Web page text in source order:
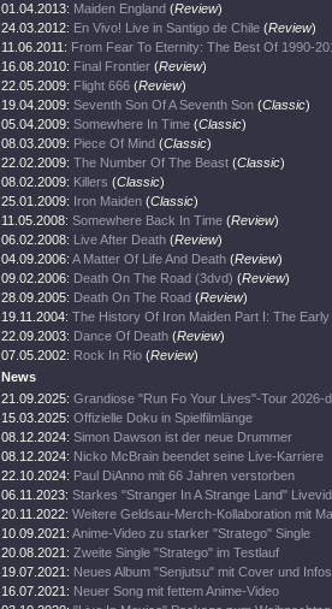
01.04.2013: Maiden England (Review)
24.03.2012: En Vivo! Live in Santigo de Chile (Review)
11.06.2011: From Fear To Eternity: The Best Of 1990-
16.08.2010: Final Frontier (Review)
22.05.2009: Flight 666 (Review)
19.04.2009: Seventh Son Of A Seventh Son (Classic)
05.04.2009: Somewhere In Time (Classic)
08.03.2009: Piece Of Mind (Classic)
22.02.2009: The Number Of The Beast (Classic)
08.02.2009: Killers (Classic)
25.01.2009: Iron Maiden (Classic)
11.05.2008: Somewhere Back In Time (Review)
06.02.2008: Live After Death (Review)
04.09.2006: A Matter Of Life And Death (Review)
09.02.2006: Death On The Road (3dvd) (Review)
28.09.2005: Death On The Road (Review)
19.11.2004: The History Of Iron Maiden Part I: The
22.09.2003: Dance Of Death (Review)
07.05.2002: Rock In Rio (Review)
News
21.09.2025: Grandiose "Run Fo Your Lives"-Tour 2026-
15.03.2025: Offizielle Doku in Spielfilmlänge
08.12.2024: Simon Dawson ist der neue Drummer
08.12.2024: Nicko McBrain beendet seine Live-Karriere
22.10.2024: Paul DiAnno mit 66 Jahren verstorben
06.11.2023: Starkes "Stranger In A Strange Land"
20.11.2022: Weitere Geldsau-Merch-Kollaboration mit
10.09.2021: Anime-Video zu starker "Stratego" Single
20.08.2021: Zweite Single "Stratego" im Testlauf
19.07.2021: Neues Album "Senjutsu" mit Cover und Infos
16.07.2021: Neuer Song mit fettem Anime-Video